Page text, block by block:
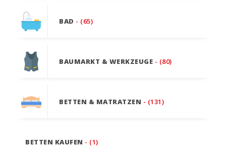
BAD - (65)
BAUMARKT & WERKZEUGE - (80)
BETTEN & MATRATZEN - (131)
BETTEN KAUFEN - (1)